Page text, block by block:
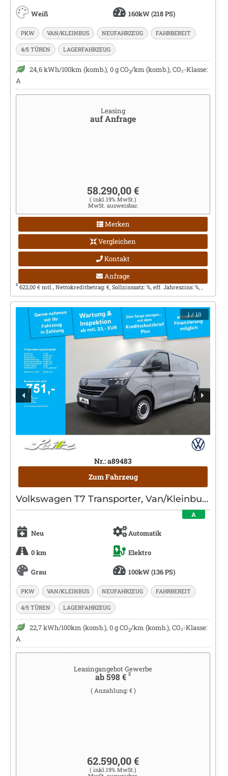
Weiß 160kW (218 PS)
PKW VAN/KLEINBUS NEUFAHRZEUG FAHRBEREIT
4/5 TÜREN LAGERFAHRZEUG
24,6 kWh/100km (komb.), 0 g CO2/km (komb.), CO₂-Klasse:
A
Leasing
auf Anfrage
58.290,00 €
( inkl.19% MwSt.)
MwSt. ausweisbar.
Merken
Vergleichen
Kontakt
Anfrage
2 622,00 € mtl., Nettokreditbetrag: €, Sollzinssatz: %, eff. Jahreszins: %, ,
1/ 19
Nr.: a89483
Zum Fahrzeug
Volkswagen T7 Transporter, Van/Kleinbus, Elektro, Automatik, Grau
Neu Automatik
0 km Elektro
Grau 100kW (136 PS)
A
PKW VAN/KLEINBUS NEUFAHRZEUG FAHRBEREIT
4/5 TÜREN LAGERFAHRZEUG
22,7 kWh/100km (komb.), 0 g CO2/km (komb.), CO₂-Klasse:
A
Leasingangebot Gewerbe
ab 598 € 2
( Anzahlung: € )
62.590,00 €
( inkl.19% MwSt.)